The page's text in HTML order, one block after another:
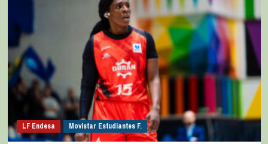
LF Endesa Movistar Estudiantes F.